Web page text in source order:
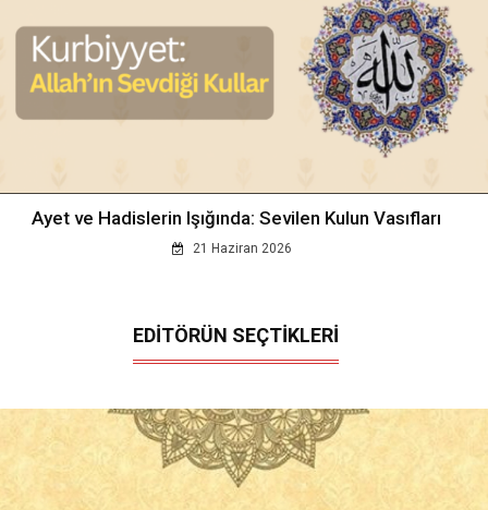
Ayet ve Hadislerin Işığında: Sevilen Kulun Vasıfları
21 Haziran 2026
EDİTÖRÜN SEÇTİKLERİ